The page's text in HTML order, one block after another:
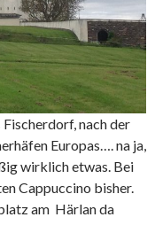
Fischerdorf, nach der
Europas…. na ja,
wirklich etwas. Bei
Cappuccino bisher.
am Härlan da